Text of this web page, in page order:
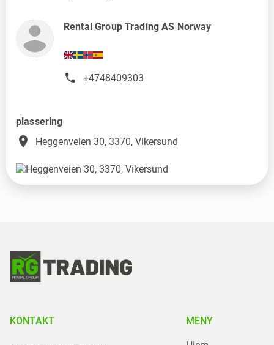
Rental Group Trading AS Norway
+4748409303
plassering
place Heggenveien 30, 3370, Vikersund
KONTAKT MENY